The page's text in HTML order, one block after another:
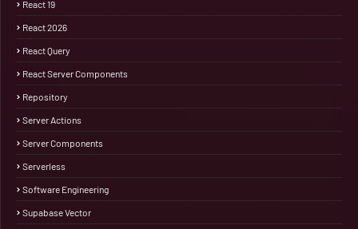
React 19
React 2026
React Query
React Server Components
Repository
Server Actions
Server Components
Serverless
Software Engineering
Supabase Vector